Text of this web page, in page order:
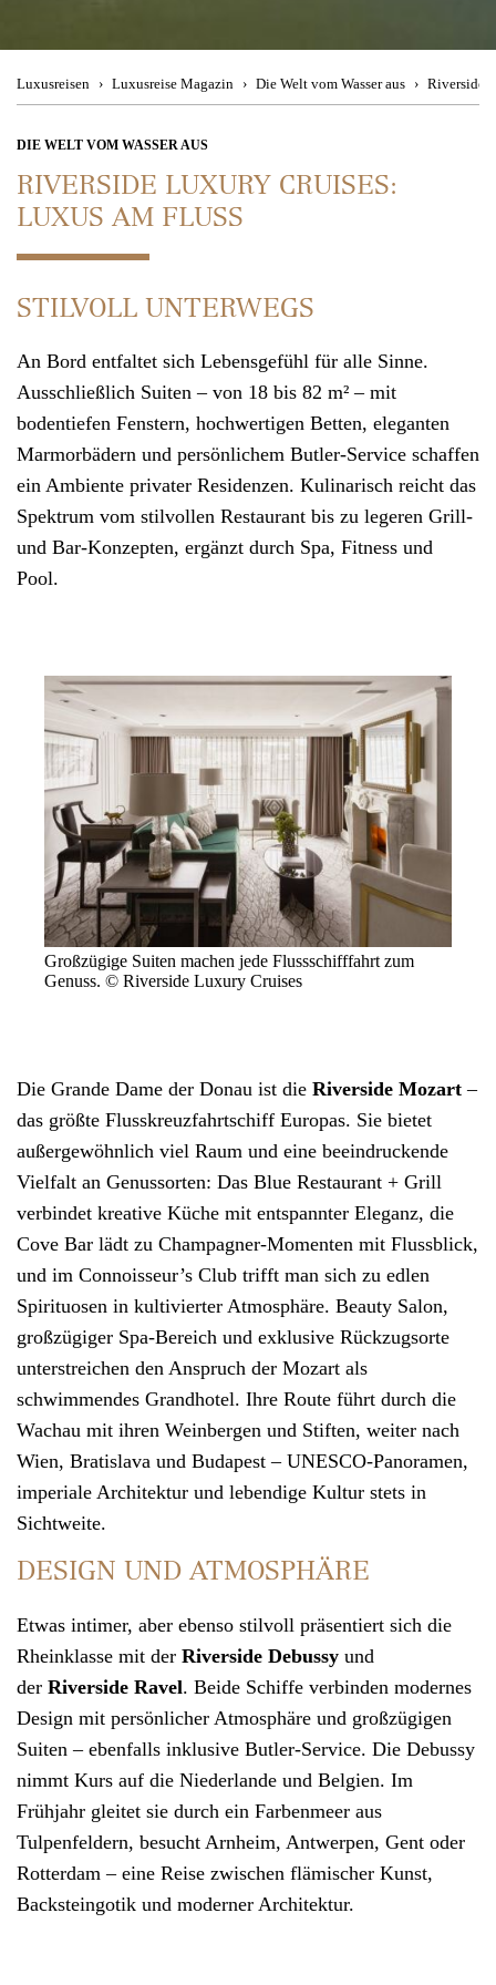
Theresienstraße 1
80333 München
Mo. - Fr. 08:00 - 19:00 Uhr, Sa. 11:00 - 15:00 Uhr
Wir beratenSie gerne telefonisch
Zürich +41 (0)44 2 2 71 27 1
Mo. - Fr. 08:00 - 19:00 Uhr,
Sa. 11:00 - 15:00 Uhr
Urban Hotspots
Culinary Journey
Reiseziele
Luxusreisen Luxusreise Magazin Die Welt vom Wasser aus Riverside
DIE WELT VOM WASSER AUS
RIVERSIDE LUXURY CRUISES:
LUXUS AM FLUSS
STILVOLL UNTERWEGS
An Bord entfaltet sich Lebensgefühl für alle Sinne.
Ausschließlich Suiten – von 18 bis 82 m² – mit
bodentiefen Fenstern, hochwertigen Betten, eleganten
Marmorbädern und persönlichem Butler-Service schaffen
ein Ambiente privater Residenzen. Kulinarisch reicht das
Spektrum vom stilvollen Restaurant bis zu legeren Grill-
und Bar-Konzepten, ergänzt durch Spa, Fitness und
Pool.
Großzügige Suiten machen jede Flussschifffahrt zum
Genuss. © Riverside Luxury Cruises
Die Grande Dame der Donau ist die Riverside Mozart –
das größte Flusskreuzfahrtschiff Europas. Sie bietet
außergewöhnlich viel Raum und eine beeindruckende
Vielfalt an Genussorten: Das Blue Restaurant + Grill
verbindet kreative Küche mit entspannter Eleganz, die
Cove Bar lädt zu Champagner-Momenten mit Flussblick,
und im Connoisseur’s Club trifft man sich zu edlen
Spirituosen in kultivierter Atmosphäre. Beauty Salon,
großzügiger Spa-Bereich und exklusive Rückzugsorte
unterstreichen den Anspruch der Mozart als
schwimmendes Grandhotel. Ihre Route führt durch die
Wachau mit ihren Weinbergen und Stiften, weiter nach
Wien, Bratislava und Budapest – UNESCO-Panoramen,
imperiale Architektur und lebendige Kultur stets in
Sichtweite.
DESIGN UND ATMOSPHÄRE
Etwas intimer, aber ebenso stilvoll präsentiert sich die
Rheinklasse mit der Riverside Debussy und
der Riverside Ravel. Beide Schiffe verbinden modernes
Design mit persönlicher Atmosphäre und großzügigen
Suiten – ebenfalls inklusive Butler-Service. Die Debussy
nimmt Kurs auf die Niederlande und Belgien. Im
Frühjahr gleitet sie durch ein Farbenmeer aus
Tulpenfeldern, besucht Arnheim, Antwerpen, Gent oder
Rotterdam – eine Reise zwischen flämischer Kunst,
Backsteingotik und moderner Architektur.